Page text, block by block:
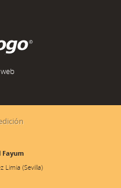
Fayum
Limia (Sevilla)